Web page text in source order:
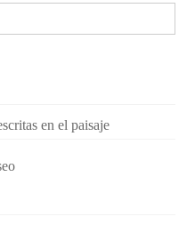
en el paisaje